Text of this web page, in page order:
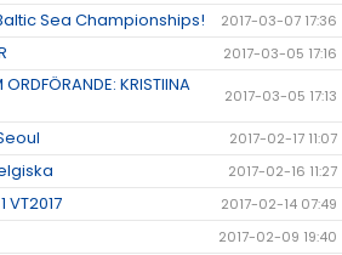
Sea Championships! 2017-03-07 17:36
2017-03-05 17:16
KRISTIINA
2017-03-05 17:13
2017-02-17 11:07
2017-02-16 11:27
2017-02-14 07:49
2017-02-09 19:40